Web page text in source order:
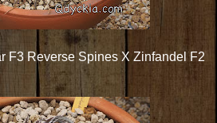
F3 Reverse Spines X Zinfandel F2